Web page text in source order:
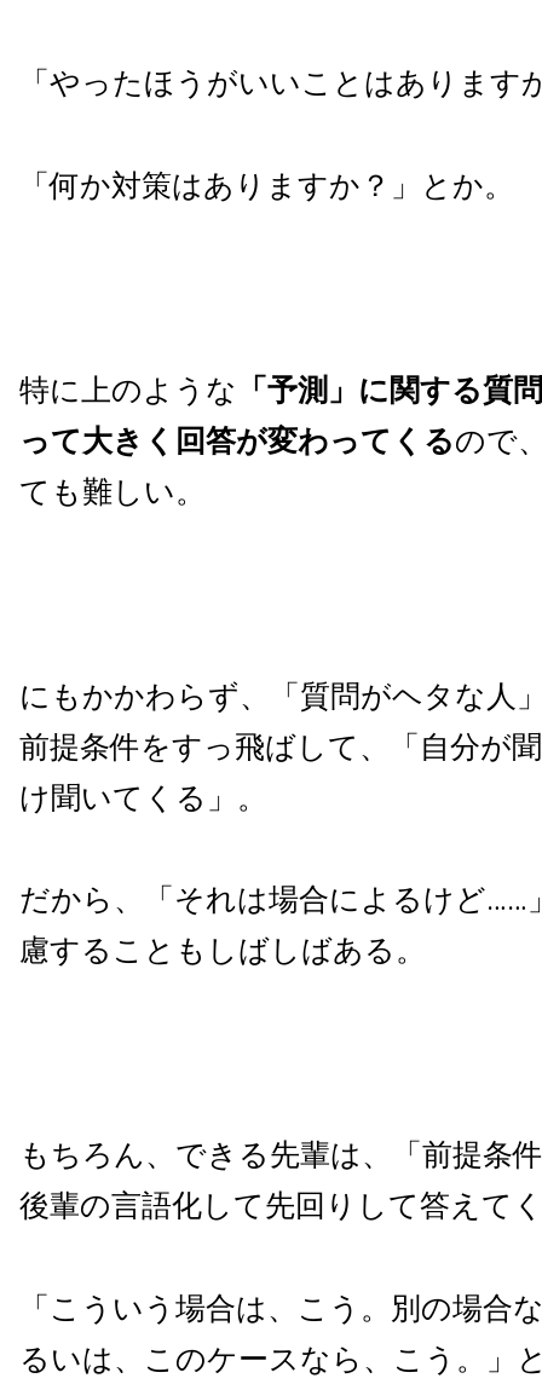
「やったほうがいいことはあります
「何か対策はありますか？」とか。
特に上のような 「予測」に関する質
って大きく回答が変わってくるので
ても難しい。
にもかかわらず、「質問がヘタな人
前提条件をすっ飛ばして、「自分が
け聞いてくる」。
だから、「それは場合によるけど……
慮することもしばしばある。
もちろん、できる先輩は、「前提条
後輩の言語化して先回りして答えて
「こういう場合は、こう。別の場合
るいは、このケースなら、こう。」